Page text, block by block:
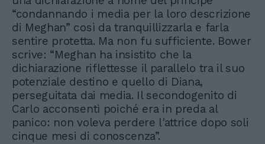
“condannando i media per la loro descrizione
di Meghan” così da tranquillizzarla e farla
sentire protetta. Ma non fu sufficiente. Bower
scrive: “Meghan ha insistito che la
dichiarazione riflettesse il parallelo tra il suo
potenziale destino e quello di Diana,
perseguitata dai media. Il secondogenito di
Carlo acconsentì poiché era in preda al
panico: non voleva perdere l'attrice dopo soli
cinque mesi di conoscenza”.